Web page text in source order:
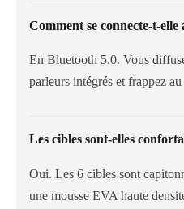
Comment se connecte-t-elle
En Bluetooth 5.0. Vous
parleurs intégrés et frappez
Les cibles sont-elles
Oui. Les 6 cibles sont
une mousse EVA haute